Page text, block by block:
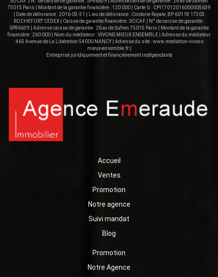
75015 Paris | Montant de la garantie financière : 120 000 | Carte G : CPI17012016000005639
| Date de délivrance : 2016-03-31 | Lieu de délivrance : Corderie Royale, BP 60118 17303
ROCHEFORT CEDEX | Caisse de garantie financière : SOCAF | N° de caisse de garantie :
SP86639 | Adresse caisse de garantie : 26 av de Sufren 75015 Paris | Montant de la garantie
financière : 260 000 | Nom du médiateur : VIVONS MIEUX ENSEMBLE | Adresse du médiateur
: 465 Avenue de La Libération 54000 NANCY | Adresse du site :www.mediation-vivons-
mieux-ensemble.fr|
Entreprise juridiquement et financièrement indépendante
Accueil
Ventes
Promotion
Notre agence
Suivi mandat
Blog
Promotion
Notre Agence